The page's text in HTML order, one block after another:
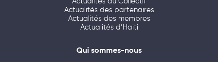
Actualités des partenaires
Actualités des membres
Actualités d’Haïti
Qui sommes-nous